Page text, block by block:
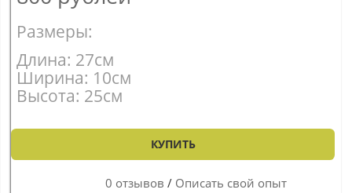
Размеры:
Длина: 27см
Ширина: 10см
Высота: 25см
КУПИТЬ
0 отзывов / Описать свой опыт